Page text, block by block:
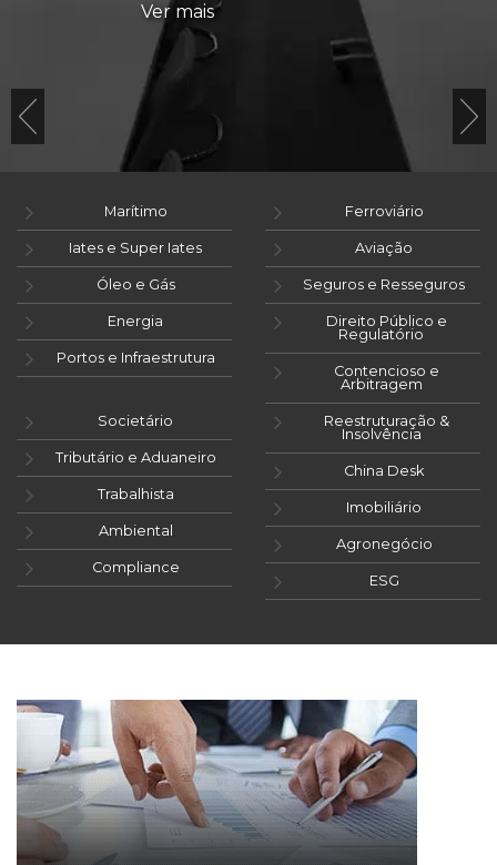
Ver mais
Marítimo
Iates e Super Iates
Óleo e Gás
Energia
Portos e Infraestrutura
Ferroviário
Aviação
Seguros e Resseguros
Direito Público e
Regulatório
Contencioso e
Arbitragem
Societário
Tributário e Aduaneiro
Trabalhista
Ambiental
Compliance
Reestruturação &
Insolvência
China Desk
Imobiliário
Agronegócio
ESG